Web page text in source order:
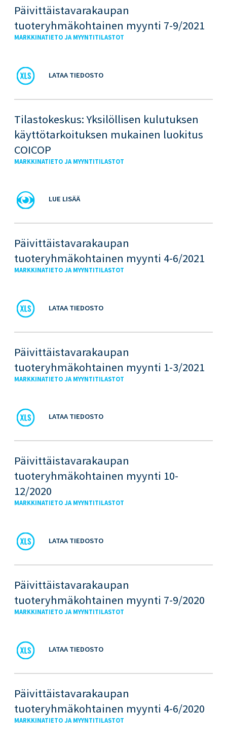
Päivittäistavarakaupan
tuoteryhmäkohtainen myynti 7-9/2021
MARKKINATIETO JA MYYNTITILASTOT
LATAA TIEDOSTO
Tilastokeskus: Yksilöllisen kulutuksen
käyttötarkoituksen mukainen luokitus
COICOP
MARKKINATIETO JA MYYNTITILASTOT
LUE LISÄÄ
Päivittäistavarakaupan
tuoteryhmäkohtainen myynti 4-6/2021
MARKKINATIETO JA MYYNTITILASTOT
LATAA TIEDOSTO
Päivittäistavarakaupan
tuoteryhmäkohtainen myynti 1-3/2021
MARKKINATIETO JA MYYNTITILASTOT
LATAA TIEDOSTO
Päivittäistavarakaupan
tuoteryhmäkohtainen myynti 10-
12/2020
MARKKINATIETO JA MYYNTITILASTOT
LATAA TIEDOSTO
Päivittäistavarakaupan
tuoteryhmäkohtainen myynti 7-9/2020
MARKKINATIETO JA MYYNTITILASTOT
LATAA TIEDOSTO
Päivittäistavarakaupan
tuoteryhmäkohtainen myynti 4-6/2020
MARKKINATIETO JA MYYNTITILASTOT